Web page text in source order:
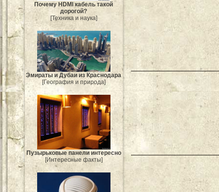
Почему HDMI кабель такой
дорогой?
[Техника и наука]
Эмираты и Дубаи из Краснодара
[География и природа]
Пузырьковые панели интересно
[Интересные факты]